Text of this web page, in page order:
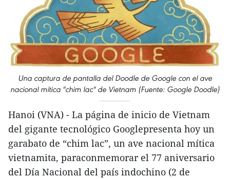
Una captura de pantalla del Doodle de Google con el ave
nacional mítica "chim lac" de Vietnam (Fuente: Google Doodle)
Hanoi (VNA) - La página de inicio de Vietnam
del gigante tecnológico Googlepresenta hoy un
garabato de “chim lac”, un ave nacional mítica
vietnamita, paraconmemorar el 77 aniversario
del Día Nacional del país indochino (2 de